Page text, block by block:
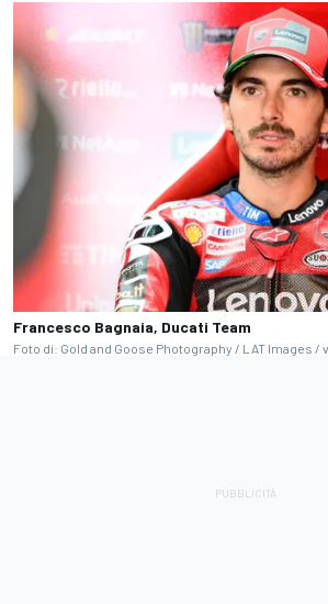
Francesco Bagnaia, Ducati Team
Foto di: Gold and Goose Photography / LAT Images /